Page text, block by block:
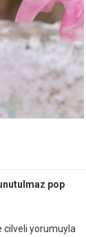
pop
cilveli yorumuyla